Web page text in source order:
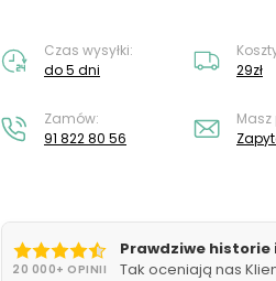
Czas wysyłki:
do 5 dni
29zł
Zamów:
91 822 80 56
20 000+ OPINII
Prawdziwe
Tak oceniają nas